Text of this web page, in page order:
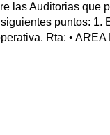
las Auditorias que
puntos: 1.
Rta: • AREA